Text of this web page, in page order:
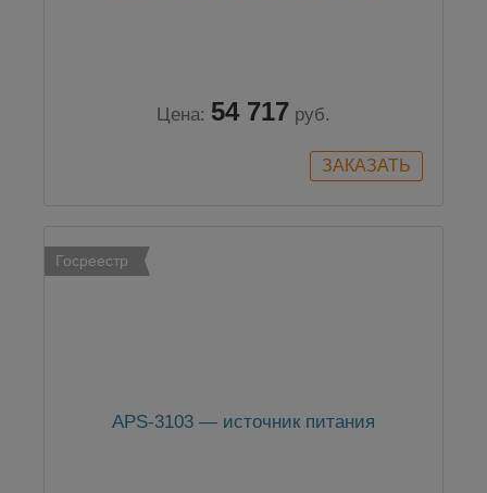
Цена: 54 717 руб.
Госреестр
APS-3103 — источник питания